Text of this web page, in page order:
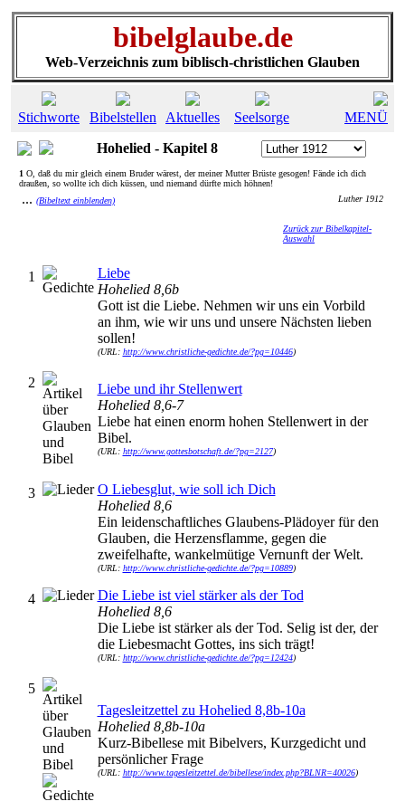
bibelglaube.de
Web-Verzeichnis zum biblisch-christlichen Glauben
Stichworte Bibelstellen Aktuelles Seelsorge
MENÜ
Hohelied - Kapitel 8
1 O, daß du mir gleich einem Bruder wärest, der meiner Mutter Brüste gesogen! Fände ich dich
draußen, so wollte ich dich küssen, und niemand dürfte mich höhnen!
... (Bibeltext einblenden) Luther 1912
Zurück zur Bibelkapitel-
Auswahl
1
Liebe
Hohelied 8,6b
Gott ist die Liebe. Nehmen wir uns ein Vorbild
an ihm, wie wir uns und unsere Nächsten lieben
sollen!
(URL: http://www.christliche-gedichte.de/?pg=10446)
2
Liebe und ihr Stellenwert
Hohelied 8,6-7
Liebe hat einen enorm hohen Stellenwert in der
Bibel.
(URL: http://www.gottesbotschaft.de/?pg=2127)
3
O Liebesglut, wie soll ich Dich
Hohelied 8,6
Ein leidenschaftliches Glaubens-Plädoyer für den
Glauben, die Herzensflamme, gegen die
zweifelhafte, wankelmütige Vernunft der Welt.
(URL: http://www.christliche-gedichte.de/?pg=10889)
4
Die Liebe ist viel stärker als der Tod
Hohelied 8,6
Die Liebe ist stärker als der Tod. Selig ist der, der
die Liebesmacht Gottes, ins sich trägt!
(URL: http://www.christliche-gedichte.de/?pg=12424)
5
Tagesleitzettel zu Hohelied 8,8b-10a
Hohelied 8,8b-10a
Kurz-Bibellese mit Bibelvers, Kurzgedicht und
persönlicher Frage
(URL: http://www.tagesleitzettel.de/bibellese/index.php?BLNR=40026)